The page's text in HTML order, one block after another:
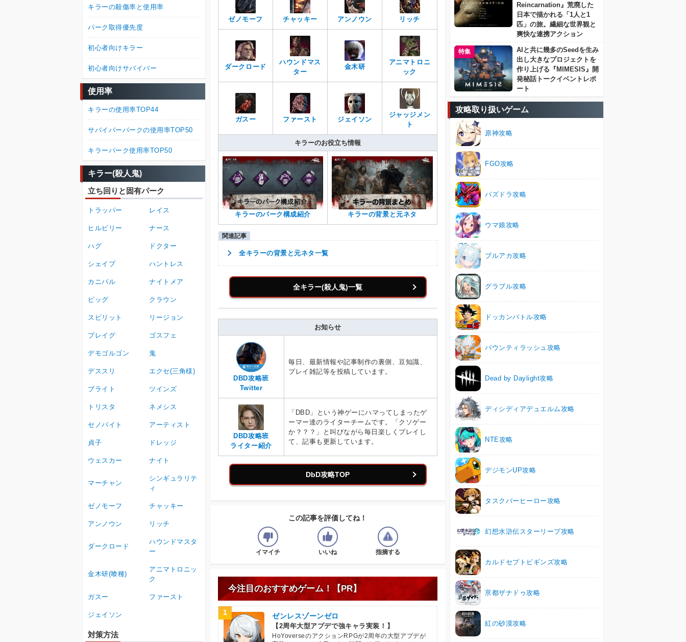
ゼノモーフ チャッキー アンノウン リッチ
ダークロード
ハウンドマス
ター
金木研
アニマトロニ
ック
ガスー ファースト ジェイソン
ジャッジメン
ト
キラーのお役立ち情報
キラーのパーク構成紹介 キラーの背景と元ネタ
全キラーの背景と元ネタ一覧
全キラー(殺人鬼)一覧
お知らせ
DBD攻略班
Twitter
毎日、最新情報や記事制作の裏側、豆知識、
プレイ雑記等を投稿しています。
DBD攻略班
ライター紹介
「DBD」という神ゲーにハマってしまったゲ
ーマー達のライターチームです。「クソゲー
か？？？」と叫びながら毎日楽しくプレイし
て、記事も更新しています。
DbD攻略TOP
この記事を評価してね！
イマイチ いいね 指摘する
今注目のおすすめゲーム！【PR】
1 ゼンレスゾーンゼロ
【2周年大型アプデで強キャラ実装！】
HoYoverseのアクションRPGが2周年の大型アプデが
Reincarnation』荒廃した
日本で描かれる「1人と1
匹」の旅。繊細な世界観と
爽快な連携アクション
特集
AIと共に幾多のSeedを生み
出し大きなプロジェクトを
作り上げる『MIMESIS』開
発秘話トークイベントレポ
ート
攻略取り扱いゲーム
原神攻略
FGO攻略
パズドラ攻略
ウマ娘攻略
ブルアカ攻略
グラブル攻略
ドッカンバトル攻略
バウンティラッシュ攻略
Dead by Daylight攻略
ディシディアデュエルム攻略
NTE攻略
デジモンUP攻略
タスクバーヒーロー攻略
幻想水滸伝スターリープ攻略
カルドセプトビギンズ攻略
亰都ザナドゥ攻略
紅の砂漠攻略
キラーの殺傷率と使用率
パーク取得優先度
初心者向けキラー
初心者向けサバイバー
使用率
キラーの使用率TOP44
サバイバーパークの使用率TOP50
キラーパーク使用率TOP50
キラー(殺人鬼)
立ち回りと固有パーク
トラッパー レイス
ヒルビリー ナース
ハグ ドクター
シェイプ ハントレス
カニバル ナイトメア
ピッグ クラウン
スピリット リージョン
プレイグ ゴスフェ
デモゴルゴン 鬼
デススリ エクセ(三角様)
ブライト ツインズ
トリスタ ネメシス
セノバイト アーティスト
貞子 ドレッジ
ウェスカー ナイト
マーチャン
シンギュラリテ
ィ
ゼノモーフ チャッキー
アンノウン リッチ
ダークロード
ハウンドマスタ
ー
金木研(喰種)
アニマトロニッ
ク
ガスー ファースト
ジェイソン
対策方法